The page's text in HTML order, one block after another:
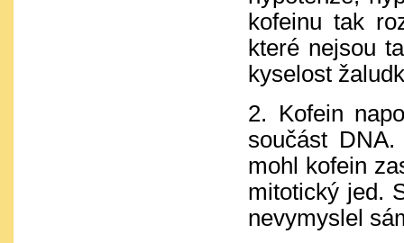
kofeinu tak
které nejsou
kyselost
2. Kofein
součást
mohl kofein
mitotický jed.
nevymyslel